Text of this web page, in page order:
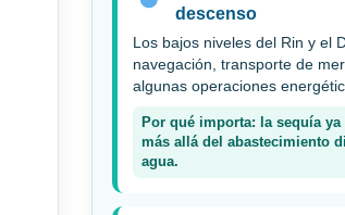
descenso
Los bajos niveles del Rin y el
navegación, transporte de
algunas operaciones
Por qué importa: la sequía ya
más allá del abastecimiento
agua.